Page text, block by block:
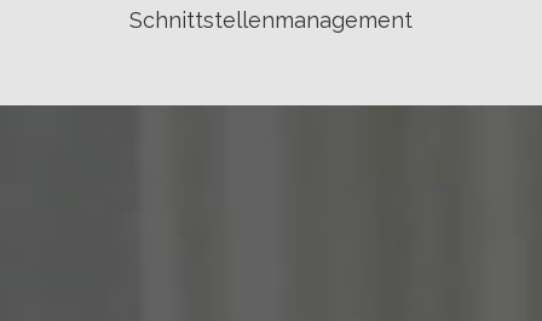
Schnittstellenmanagement